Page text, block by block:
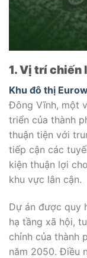
1. Vị trí chiến
Khu đô thị
Đông Vĩnh, một
triển của thành
thuận tiện với
tiếp cận các
kiện thuận lợi
khu vực lân cận.
Dự án được quy
hạ tầng xã hội,
chỉnh của thành
năm 2050. Điều